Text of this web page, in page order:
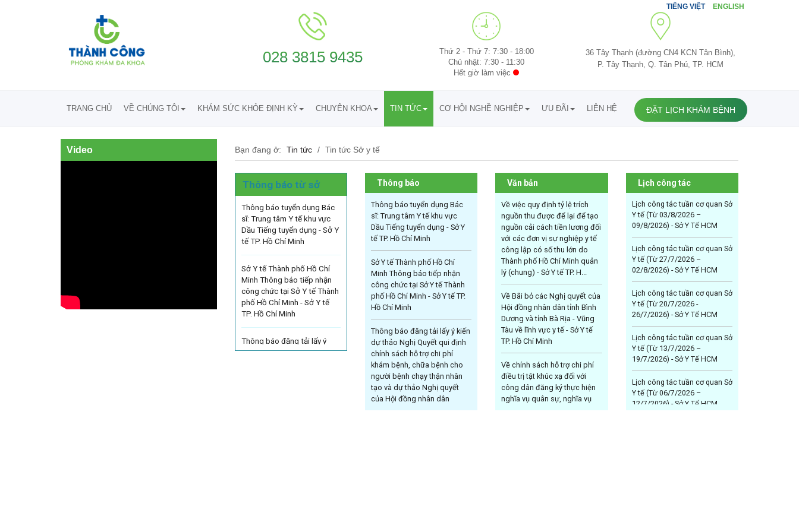
TIẾNG VIỆT ENGLISH
028 3815 9435
Thứ 2 - Thứ 7: 7:30 - 18:00
Chủ nhật: 7:30 - 11:30
Hết giờ làm việc
36 Tây Thạnh (đường CN4 KCN Tân Bình),
P. Tây Thạnh, Q. Tân Phú, TP. HCM
TRANG CHỦ VỀ CHÚNG TÔI KHÁM SỨC KHỎE ĐỊNH KỲ CHUYÊN KHOA TIN TỨC CƠ HỘI NGHỀ NGHIỆP ƯU ĐÃI LIÊN HỆ ĐẶT LỊCH KHÁM BỆNH
Video Bạn đang ở: Tin tức / Tin tức Sở y tế
Thông báo từ sở
Thông báo tuyển dụng Bác
sĩ: Trung tâm Y tế khu vực
Dầu Tiếng tuyển dụng - Sở Y
tế TP. Hồ Chí Minh
Sở Y tế Thành phố Hồ Chí
Minh Thông báo tiếp nhận
công chức tại Sở Y tế Thành
phố Hồ Chí Minh - Sở Y tế
TP. Hồ Chí Minh
Thông báo đăng tải lấy ý
kiến dự thảo Nghị Quyết qui
Thông báo
Thông báo tuyển dụng Bác
sĩ: Trung tâm Y tế khu vực
Dầu Tiếng tuyển dụng - Sở Y
tế TP. Hồ Chí Minh
Sở Y tế Thành phố Hồ Chí
Minh Thông báo tiếp nhận
công chức tại Sở Y tế Thành
phố Hồ Chí Minh - Sở Y tế TP.
Hồ Chí Minh
Thông báo đăng tải lấy ý kiến
dự thảo Nghị Quyết qui định
chính sách hỗ trợ chi phí
khám bệnh, chữa bệnh cho
người bệnh chạy thận nhân
tạo và dự thảo Nghị quyết
của Hội đồng nhân dân
Thành phố quy ...
Văn bản
Về việc quy định tỷ lệ trích
nguồn thu được để lại để tạo
nguồn cải cách tiền lương đối
với các đơn vị sự nghiệp y tế
công lập có số thu lớn do
Thành phố Hồ Chí Minh quản
lý (chung) - Sở Y tế TP. H...
Về Bãi bỏ các Nghị quyết của
Hội đồng nhân dân tỉnh Bình
Dương và tỉnh Bà Rịa - Vũng
Tàu về lĩnh vực y tế - Sở Y tế
TP. Hồ Chí Minh
Về chính sách hỗ trợ chi phí
điều trị tật khúc xạ đối với
công dân đăng ký thực hiện
nghĩa vụ quân sự, nghĩa vụ
tham gia công an nhân dân -
Lịch công tác
Lịch công tác tuần cơ quan Sở
Y tế (Từ 03/8/2026 –
09/8/2026) - Sở Y Tế HCM
Lịch công tác tuần cơ quan Sở
Y tế (Từ 27/7/2026 –
02/8/2026) - Sở Y Tế HCM
Lịch công tác tuần cơ quan Sở
Y tế (Từ 20/7/2026 -
26/7/2026) - Sở Y Tế HCM
Lịch công tác tuần cơ quan Sở
Y tế (Từ 13/7/2026 –
19/7/2026) - Sở Y Tế HCM
Lịch công tác tuần cơ quan Sở
Y tế (Từ 06/7/2026 –
12/7/2026) - Sở Y Tế HCM